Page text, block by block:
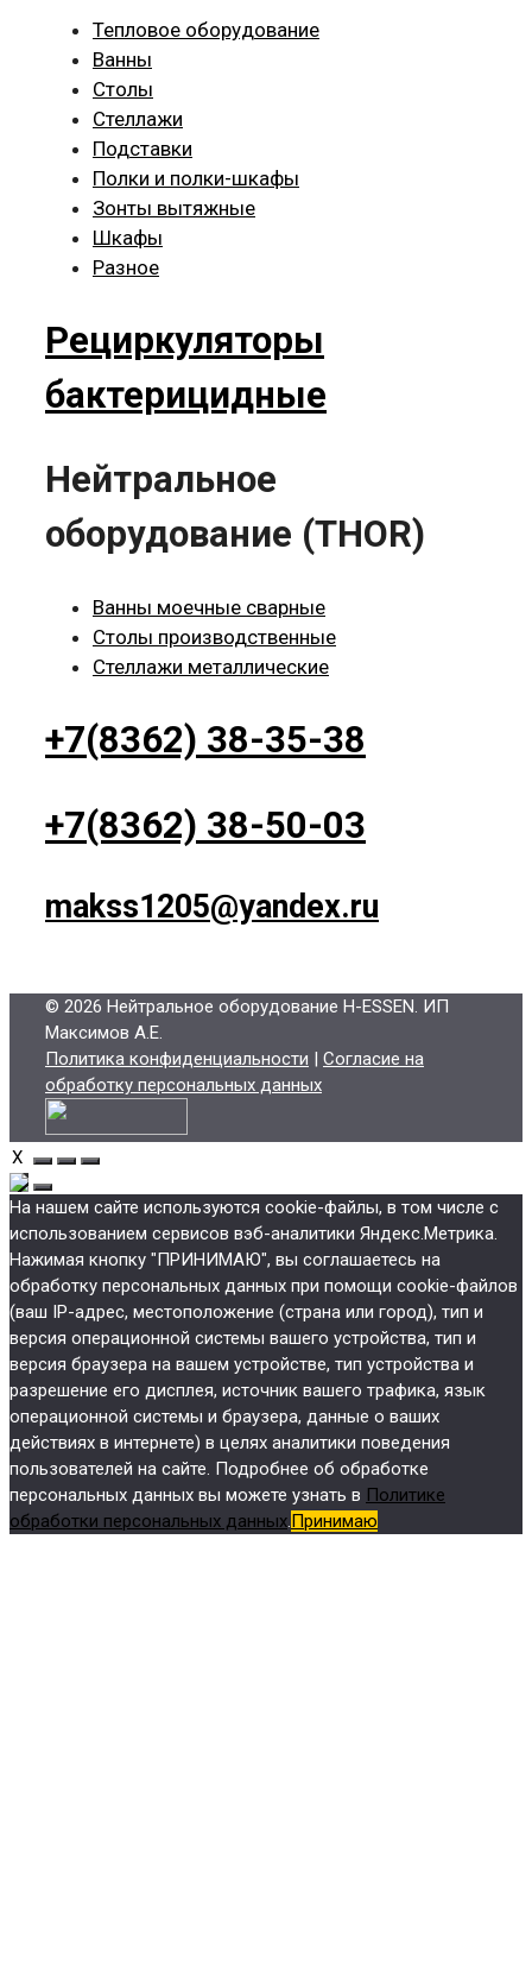
Тепловое оборудование
Ванны
Столы
Стеллажи
Подставки
Полки и полки-шкафы
Зонты вытяжные
Шкафы
Разное
Рециркуляторы
бактерицидные
Нейтральное
оборудование (THOR)
Ванны моечные сварные
Столы производственные
Стеллажи металлические
+7(8362) 38-35-38
+7(8362) 38-50-03
makss1205@yandex.ru
© 2026 Нейтральное оборудование H-ESSEN. ИП
Максимов А.Е.
Политика конфиденциальности | Согласие на
обработку персональных данных
X
На нашем сайте используются cookie-файлы, в том числе с
использованием сервисов вэб-аналитики Яндекс.Метрика.
Нажимая кнопку "ПРИНИМАЮ", вы соглашаетесь на
обработку персональных данных при помощи cookie-файлов
(ваш IP-адрес, местоположение (страна или город), тип и
версия операционной системы вашего устройства, тип и
версия браузера на вашем устройстве, тип устройства и
разрешение его дисплея, источник вашего трафика, язык
операционной системы и браузера, данные о ваших
действиях в интернете) в целях аналитики поведения
пользователей на сайте. Подробнее об обработке
персональных данных вы можете узнать в Политике
обработки персональных данных.Принимаю